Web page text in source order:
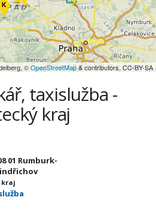
©OpenStreetMap& contributors, CC-BY-SA
taxislužba -
kraj
01 Rumburk-
kraj